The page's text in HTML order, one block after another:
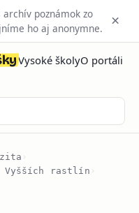
archív poznámok zo
ho aj anonymne. ×
Vysoké školyO portáli
›
Vyšších rastlín ›